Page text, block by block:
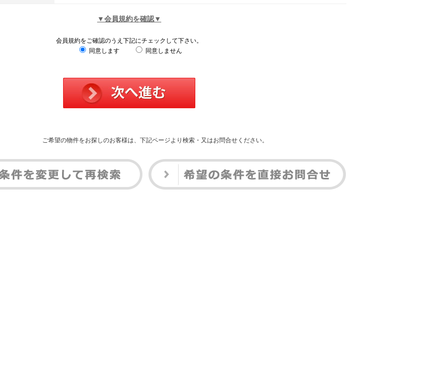
▼会員規約を確認▼
会員規約をご確認のうえ下記にチェックして下さい。
同意します
同意しません
ご希望の物件をお探しのお客様は、下記ページより検索・又はお問合せください。